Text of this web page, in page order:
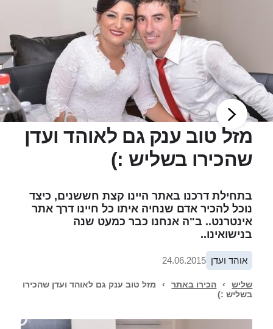
מזל טוב ענק גם לאוהד ועדן
שהכירו בשליש :)
בתחילת דרכנו באתר היינו קצת חששנים, כיצד
נוכל להכיר אדם שנחיה איתו כל חיינו דרך אתר
אינטרנט.. ב"ה אנחנו כבר כמעט שנה
בנישואינו..
אוהד ועדן 24.06.2015
שליש › הכירו באתר ›
מזל טוב ענק גם לאוהד ועדן שהכירו
בשליש :)